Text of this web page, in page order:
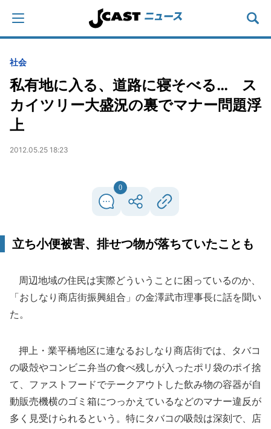
社会
私有地に入る、道路に寝そべる… ス
カイツリー大盛況の裏でマナー問題浮
上
2012.05.25 18:23
0
立ち小便被害、排せつ物が落ちていたことも
周辺地域の住民は実際どういうことに困っているのか、
「おしなり商店街振興組合」の金澤武市理事長に話を聞い
た。
押上・業平橋地区に連なるおしなり商店街では、タバコ
の吸殻やコンビニ弁当の食べ残しが入ったポリ袋のポイ捨
て、ファストフードでテークアウトした飲み物の容器が自
動販売機横のゴミ箱につっかえているなどのマナー違反が
多く見受けられるという。特にタバコの吸殻は深刻で、店